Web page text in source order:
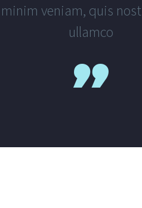
veniam, quis
ullamco